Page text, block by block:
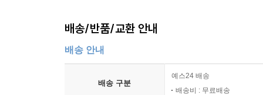
배송/반품/교환 안내
배송 안내
배송 구분
예스24 배송
배송비 : 무료배송